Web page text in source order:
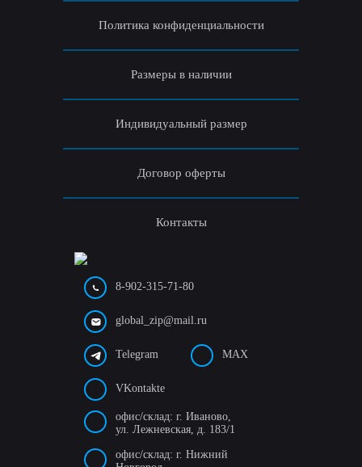
Политика конфиденциальности
Размеры в наличии
Индивидуальный размер
Договор оферты
Контакты
8-902-315-71-80
global_zip@mail.ru
Telegram MAX
VKontakte
офис/склад: г. Иваново,
ул. Лежневская, д. 183/1
офис/склад: г. Нижний